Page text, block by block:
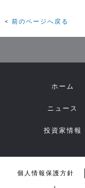
前のページへ戻る
ホーム
ニュース
投資家情報
個人情報保護方針